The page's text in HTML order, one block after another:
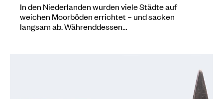
In den Niederlanden wurden viele Städte auf
weichen Moorböden errichtet – und sacken
langsam ab. Währenddessen…